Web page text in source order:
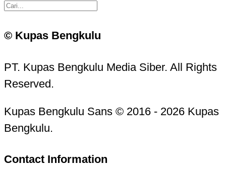
© Kupas Bengkulu
PT. Kupas Bengkulu Media Siber. All Rights
Reserved.
Kupas Bengkulu Sans © 2016 - 2026 Kupas
Bengkulu.
Contact Information